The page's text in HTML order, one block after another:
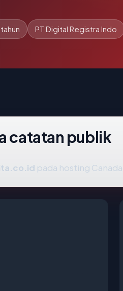
PT Digital Registra Indo
catatan publik
pada hosting